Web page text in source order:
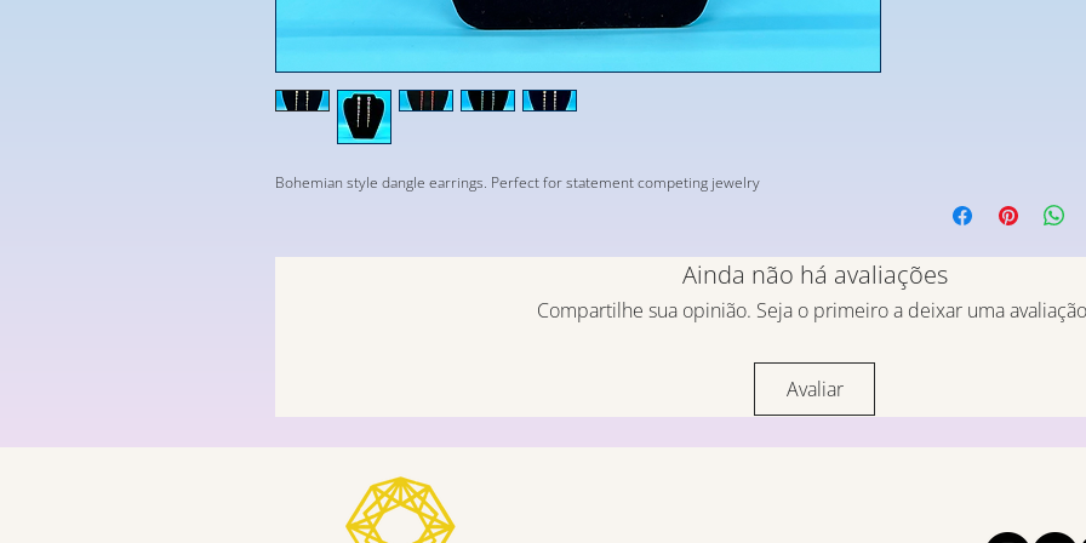
Bohemian style dangle earrings. Perfect for statement competing jewelry
Ainda não há avaliações
Compartilhe sua opinião. Seja o primeiro a deixar uma
Avaliar